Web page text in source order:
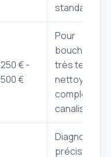
standard.
250 € -
500 €
Pour
bouchons
très
nettoyage
complet des
Diagnostic
précis pour